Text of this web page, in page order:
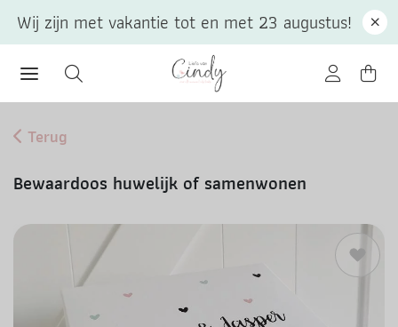
Terug
Bewaardoos huwelijk of samenwonen
Wij zijn met vakantie tot en met 23 augustus!